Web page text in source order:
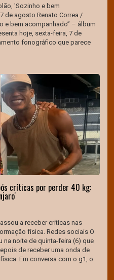
'Sozinho e bem
de agosto Renato Correa /
e bem acompanhado” – álbum
hoje, sexta-feira, 7 de
fonográfico que parece
críticas por perder 40 kg:
a receber críticas nas
física. Redes sociais O
na noite de quinta-feira (6) que
de receber uma onda de
Em conversa com o g1, o